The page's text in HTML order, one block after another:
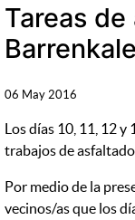
Tareas
Barrenkale
06 May 2016
Los días 10, 11, 12 y
trabajos de
Por medio de la
vecinos/as que los